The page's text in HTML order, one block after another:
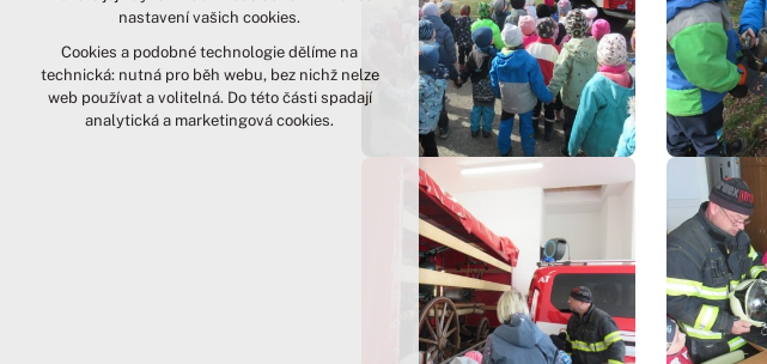
Přijmout všechny cookies
Odmítnout vše
nastavení vašich cookies.
Cookies a podobné technologie dělíme na
technická: nutná pro běh webu, bez nichž nelze
web používat a volitelná. Do této části spadají
analytická a marketingová cookies.